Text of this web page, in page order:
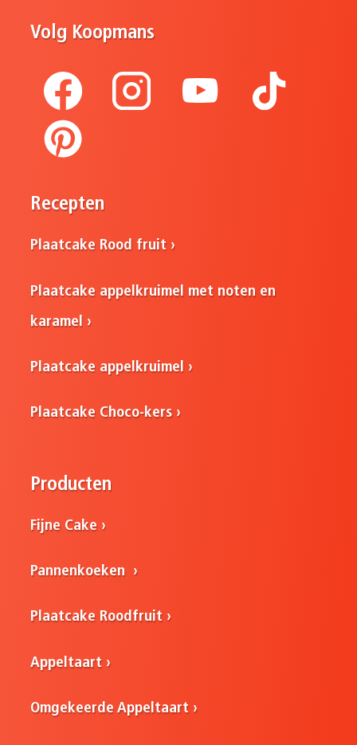
Volg Koopmans
Recepten
Plaatcake Rood fruit
Plaatcake appelkruimel met noten en
karamel
Plaatcake appelkruimel
Plaatcake Choco-kers
Producten
Fijne Cake
Pannenkoeken
Plaatcake Roodfruit
Appeltaart
Omgekeerde Appeltaart